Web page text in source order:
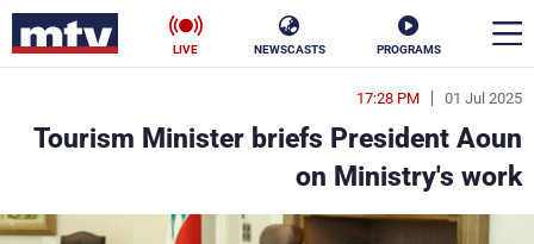
PROGRAMS
NEWSCASTS
LIVE
01 Jul 2025
17:28 PM
Tourism Minister briefs President Aoun
on Ministry's work
en
الأخبار
سياسة ناس